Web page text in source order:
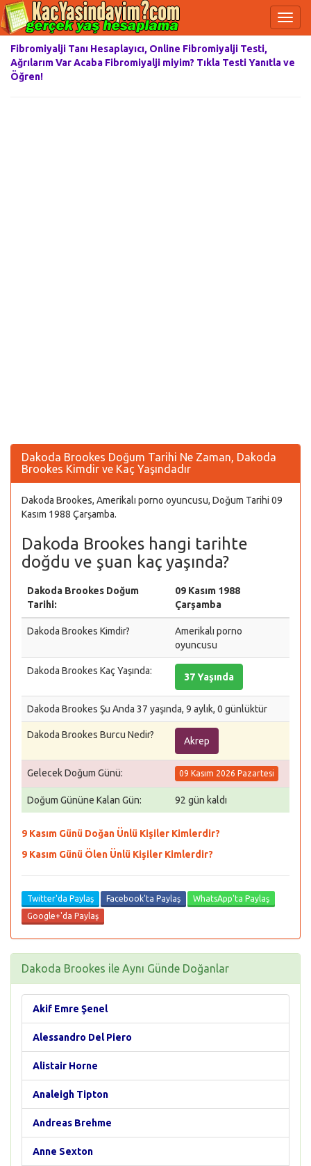
Fibromiyalji Tanı Hesaplayıcı, Online Fibromiyalji Testi,
Ağrılarım Var Acaba Fibromiyalji miyim? Tıkla Testi Yanıtla ve
Öğren!
Dakoda Brookes Doğum Tarihi Ne Zaman, Dakoda
Brookes Kimdir ve Kaç Yaşındadır
Dakoda Brookes, Amerikalı porno oyuncusu, Doğum Tarihi 09
Kasım 1988 Çarşamba.
Dakoda Brookes hangi tarihte
doğdu ve şuan kaç yaşında?
Dakoda Brookes Doğum
Tarihi:
09 Kasım 1988
Çarşamba
Dakoda Brookes Kimdir?
Amerikalı porno
oyuncusu
Dakoda Brookes Kaç Yaşında:
37 Yaşında
Dakoda Brookes Şu Anda 37 yaşında, 9 aylık, 0 günlüktür
Dakoda Brookes Burcu Nedir?
Akrep
Gelecek Doğum Günü: 09 Kasım 2026 Pazartesi
Doğum Gününe Kalan Gün: 92 gün kaldı
9 Kasım Günü Doğan Ünlü Kişiler Kimlerdir?
9 Kasım Günü Ölen Ünlü Kişiler Kimlerdir?
Twitter'da Paylaş Facebook'ta Paylaş
WhatsApp'ta Paylaş
Google+'da Paylaş
Dakoda Brookes ile Aynı Günde Doğanlar
Akif Emre Şenel
Alessandro Del Piero
Alistair Horne
Analeigh Tipton
Andreas Brehme
Anne Sexton